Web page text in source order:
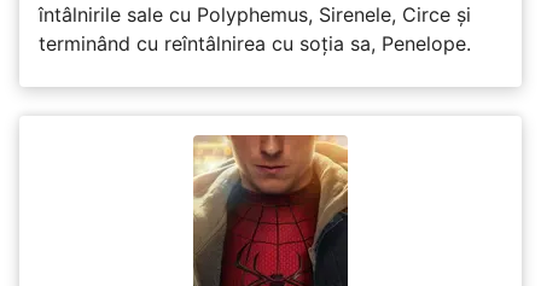
întâlnirile sale cu Polyphemus, Sirenele, Circe și
terminând cu reîntâlnirea cu soția sa, Penelope.